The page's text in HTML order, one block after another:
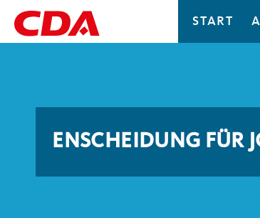
START
ENSCHEIDUNG FÜR